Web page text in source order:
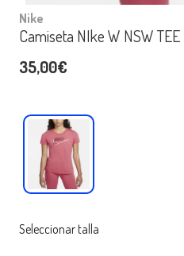
Nike
Camiseta NIke W NSW
35,00€
Seleccionar talla